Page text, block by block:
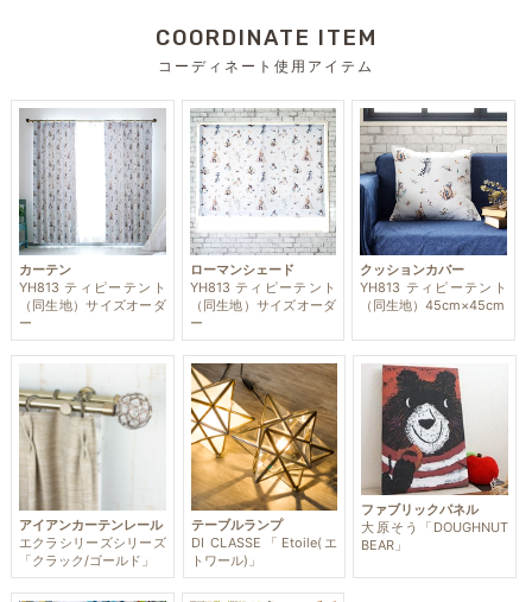
COORDINATE ITEM
コーディネート使用アイテム
カーテン
YH813 ティピーテント
（同生地）サイズオーダ
ー
ローマンシェード
YH813 ティピーテント
（同生地）サイズオーダ
ー
クッションカバー
YH813 ティピーテント
（同生地）45cm×45cm
アイアンカーテンレール
エクラシリーズシリーズ
「クラック/ゴールド」
テーブルランプ
DI CLASSE「Etoile(エ
トワール)」
ファブリックパネル
大原そう「DOUGHNUT
BEAR」